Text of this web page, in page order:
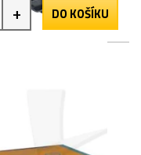
+ DO KOŠÍKU